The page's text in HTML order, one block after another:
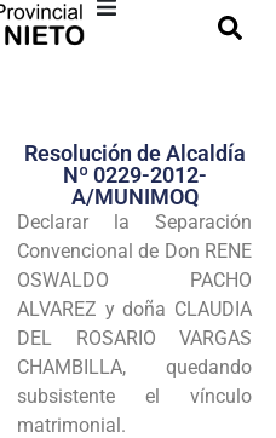
Transparencia
Seguridad
Programas
Intranet
Resolución de Alcaldía
Nº 0229-2012-
A/MUNIMOQ
Declarar la Separación
Convencional de Don RENE
OSWALDO PACHO
ALVAREZ y doña CLAUDIA
DEL ROSARIO VARGAS
CHAMBILLA, quedando
subsistente el vínculo
matrimonial.